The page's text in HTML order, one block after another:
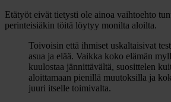
Etätyöt eivät tietysti ole ainoa vaihtoehto
perinteisiäkin töitä löytyy monilta aloilta.
Toivoisin että ihmiset uskaltaisivat
asua ja elää. Vaikka koko elämän
kuulostaa jännittävältä, suosittelen
aloittamaan pienillä muutoksilla ja
juuri itselle toimivalta.